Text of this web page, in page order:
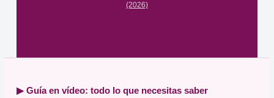
(2026)
▶ Guía en vídeo: todo lo que necesitas saber